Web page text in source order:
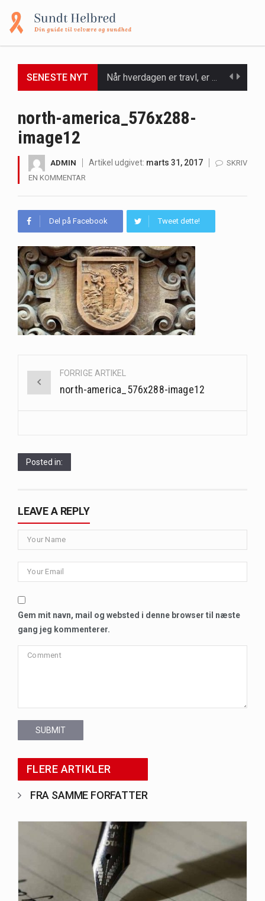
SENESTE NYT
Irritabel tyktarm (Irritable Bowel Syndrome, IBS) er en udbredt fordøjelseslidelse, der påvirker millioner af mennesker…
Massagestole er ikke længere forbeholdt luksuriøse spaer og wellnesscentre - de er nu tilgængelige til…
north-america_576x288-
image12
ADMIN Artikel udgivet: marts 31, 2017
SKRIV
EN KOMMENTAR
Del på Facebook Tweet dette!
navigationFORRIGE ARTIKEL
north-america_576x288-image12
Posted in:
LEAVE A REPLY
Gem mit navn, mail og websted i denne browser til næste
gang jeg kommenterer.
SUBMIT
FLERE ARTIKLER
FRA SAMME FORFATTER